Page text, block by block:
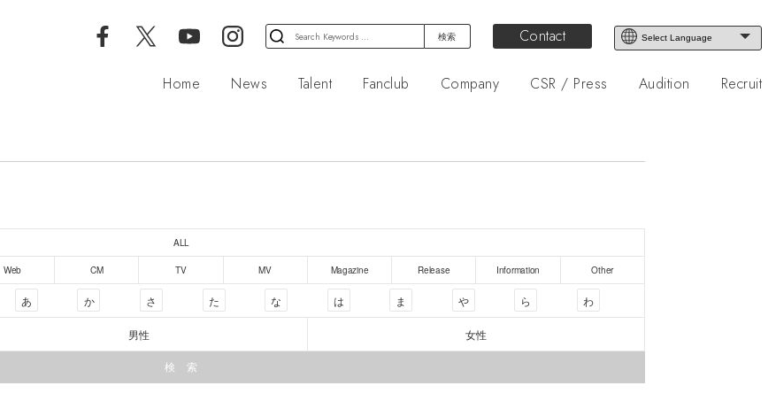
検
索
象:
Contact
Home News Talent Fanclub Company CSR / Press Audition Recruit
ALL
Web CM TV MV Magazine Release Information Other
あ か さ た な は ま や ら わ
男性 女性